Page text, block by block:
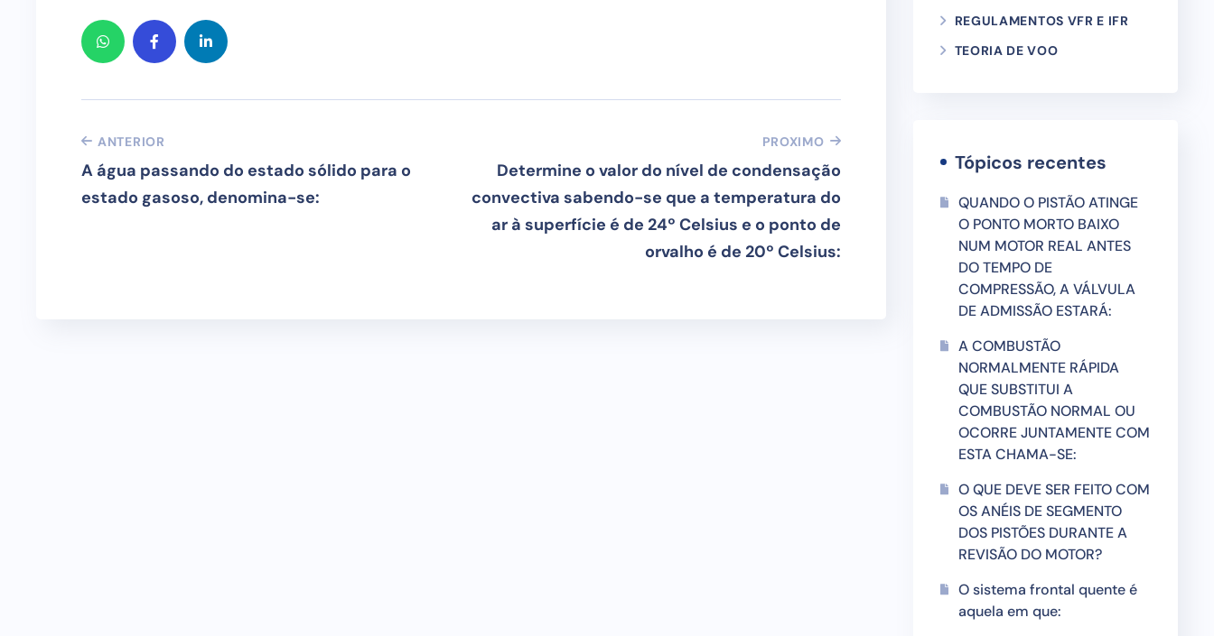
ANTERIOR
A água passando do estado sólido para o
estado gasoso, denomina-se:
PROXIMO
Determine o valor do nível de condensação
convectiva sabendo-se que a temperatura do
ar à superfície é de 24º Celsius e o ponto de
orvalho é de 20º Celsius:
REGULAMENTOS VFR E IFR
TEORIA DE VOO
Tópicos recentes
QUANDO O PISTÃO ATINGE
O PONTO MORTO BAIXO
NUM MOTOR REAL ANTES
DO TEMPO DE
COMPRESSÃO, A VÁLVULA
DE ADMISSÃO ESTARÁ:
A COMBUSTÃO
NORMALMENTE RÁPIDA
QUE SUBSTITUI A
COMBUSTÃO NORMAL OU
OCORRE JUNTAMENTE COM
ESTA CHAMA-SE:
O QUE DEVE SER FEITO COM
OS ANÉIS DE SEGMENTO
DOS PISTÕES DURANTE A
REVISÃO DO MOTOR?
O sistema frontal quente é
aquela em que: